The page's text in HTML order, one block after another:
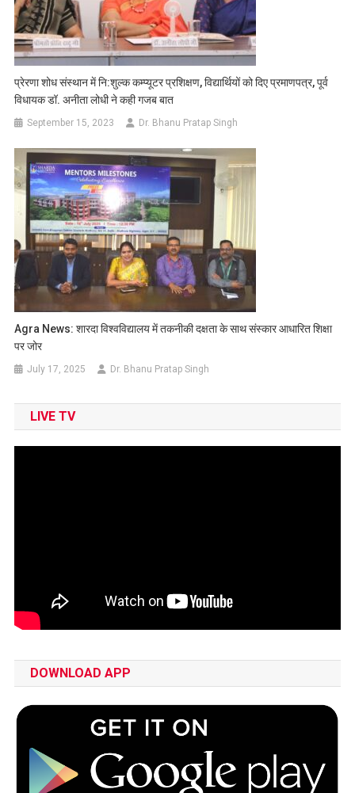
प्रेरणा शोध संस्थान में नि:शुल्क कम्प्यूटर प्रशिक्षण, विद्यार्थियों को दिए प्रमाणपत्र, पूर्व
विधायक डॉ. अनीता लोधी ने कही गजब बात
September 15, 2023 Dr. Bhanu Pratap Singh
Agra News: शारदा विश्वविद्यालय में तकनीकी दक्षता के साथ संस्कार आधारित शिक्षा
पर जोर
July 17, 2025 Dr. Bhanu Pratap Singh
LIVE TV
DOWNLOAD APP